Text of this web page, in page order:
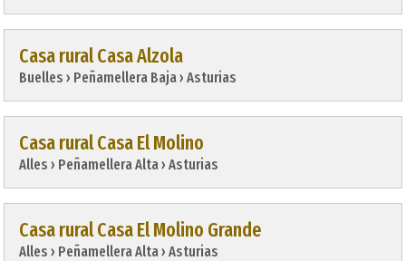
Casa rural Casa Alzola
Buelles › Peñamellera Baja › Asturias
Casa rural Casa El Molino
Alles › Peñamellera Alta › Asturias
Casa rural Casa El Molino Grande
Alles › Peñamellera Alta › Asturias